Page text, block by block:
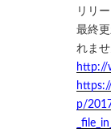
リリ
最終
れませ
http://
p/